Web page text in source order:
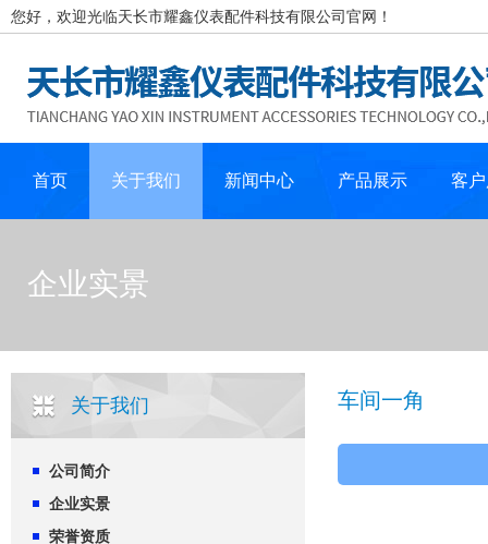
您好，欢迎光临天长市耀鑫仪表配件科技有限公司官网！
首页 关于我们 新闻中心 产品展示 客
企业实景
关于我们
公司简介
企业实景
荣誉资质
车间一角